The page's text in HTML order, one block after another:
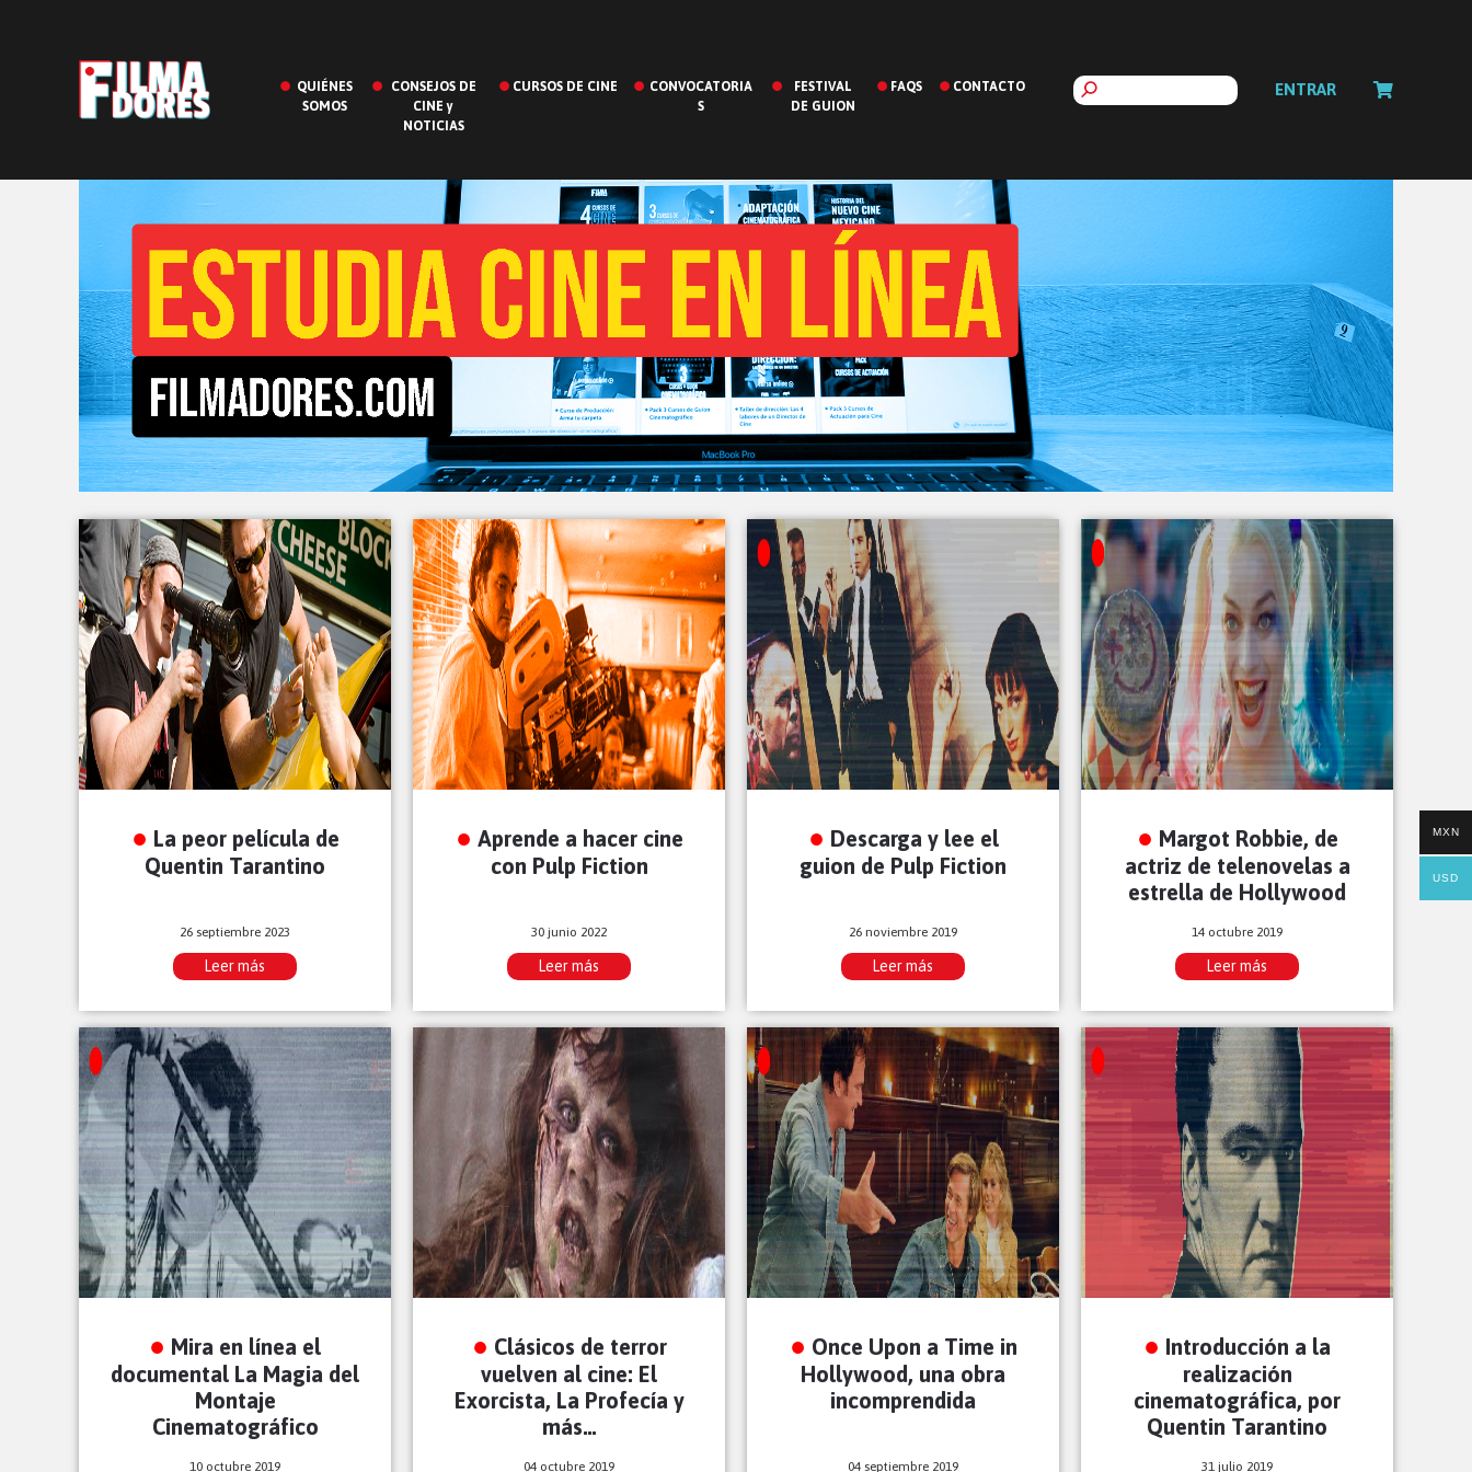
QUIÉNES
SOMOS
CONSEJOS DE
CINE y
NOTICIAS
CURSOS DE CINE
CONVOCATORIA
S
FESTIVAL
DE GUION
FAQS CONTACTO ENTRAR
La peor película de
Quentin Tarantino
26 septiembre 2023
Leer más
Aprende a hacer cine
con Pulp Fiction
30 junio 2022
Leer más
Descarga y lee el
guion de Pulp Fiction
26 noviembre 2019
Leer más
Margot Robbie, de
actriz de telenovelas a
estrella de Hollywood
14 octubre 2019
Leer más
Mira en línea el
documental La Magia del
Montaje
Cinematográfico
10 octubre 2019
Clásicos de terror
vuelven al cine: El
Exorcista, La Profecía y
más…
04 octubre 2019
Once Upon a Time in
Hollywood, una obra
incomprendida
04 septiembre 2019
Introducción a la
realización
cinematográfica, por
Quentin Tarantino
31 julio 2019
MXN
USD